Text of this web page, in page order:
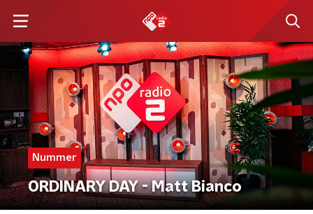
Nummer
ORDINARY DAY - Matt Bianco